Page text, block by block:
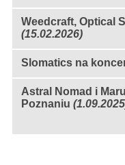
Weedcraft, Optical
(15.02.2026)
Slomatics na
Astral Nomad i
Poznaniu